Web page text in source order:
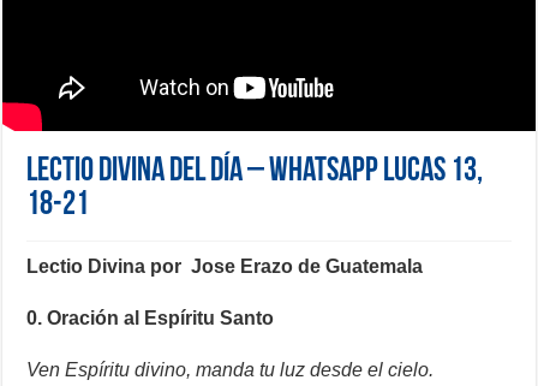
Lectio Divina del día – Whatsapp Lucas 13,
18-21
Lectio Divina por Jose Erazo de Guatemala
0. Oración al Espíritu Santo
Ven Espíritu divino, manda tu luz desde el cielo.